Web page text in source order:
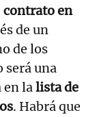
contrato en
de un
de los
será una
en lalista de
. Habrá que